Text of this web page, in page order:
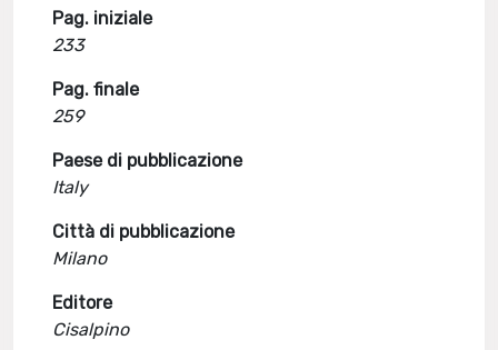
Pag. iniziale
233
Pag. finale
259
Paese di pubblicazione
Italy
Città di pubblicazione
Milano
Editore
Cisalpino